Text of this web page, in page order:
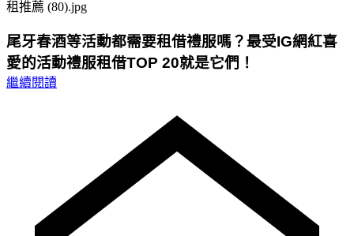
尾牙春酒等活動都需要租借禮服嗎？最受IG網紅喜
愛的活動禮服租借TOP 20就是它們！
繼續閱讀